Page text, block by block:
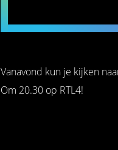
Vanavond kun je kijken
Om 20.30 op RTL4!